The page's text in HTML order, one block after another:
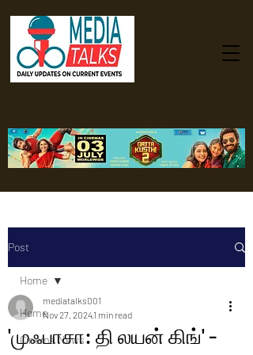
Post
Home
Cinema News
Home
'முஃபாசா: தி லயன் கிங்' -
mediatalks001
Nov 27, 20241 min read